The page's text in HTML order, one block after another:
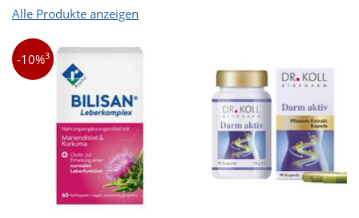
Alle Produkte anzeigen
-10%3